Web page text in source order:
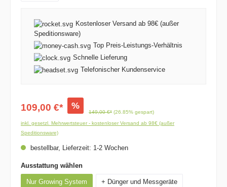
Kostenloser Versand ab 98€ (außer
Speditionsware)
Top Preis-Leistungs-Verhältnis
Schnelle Lieferung
Telefonischer Kundenservice
109,00 €* %
149,00 €* (26.85% gespart)
inkl. gesetzl. Mehrwertsteuer - kostenloser Versand ab 98€ (außer
Speditionsware)
bestellbar, Lieferzeit: 1-2 Wochen
Ausstattung wählen
Nur Growing System + Dünger und Messgeräte